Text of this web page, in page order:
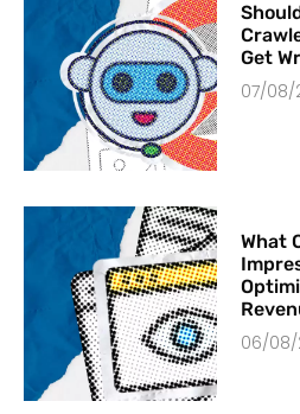
Get
07/08/
What
06/08/